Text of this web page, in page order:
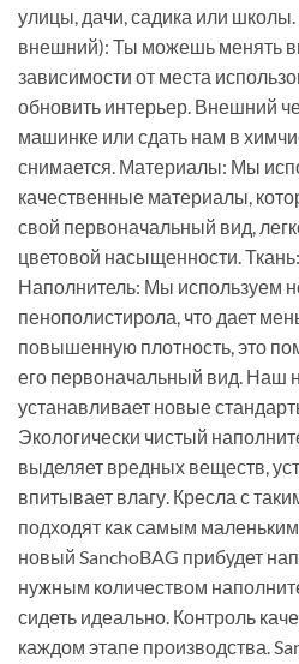
улицы, дачи, садика или
внешний): Ты можешь менять
зависимости от места
обновить интерьер. Внешний
машинке или сдать нам в
снимается. Материалы: Мы
качественные материалы,
свой первоначальный вид,
цветовой насыщенности.
Наполнитель: Мы используем
пенополистирола, что дает
повышенную плотность, это
его первоначальный вид. Наш
устанавливает новые
Экологически чистый
выделяет вредных веществ,
впитывает влагу. Кресла с
подходят как самым
новый SanchoBAG прибудет
нужным количеством
сидеть идеально. Контроль
каждом этапе производства.